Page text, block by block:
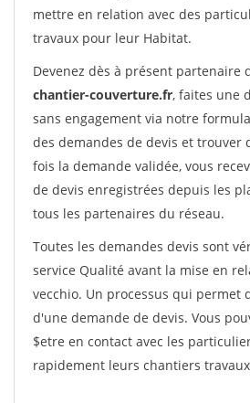
mettre en relation avec des
travaux pour leur Habitat.
Devenez dès à présent partenaire
chantier-couverture.fr, faites une
sans engagement via notre
des demandes de devis et trouver
fois la demande validée, vous
de devis enregistrées depuis les
tous les partenaires du réseau.
Toutes les demandes devis sont
service Qualité avant la mise en
vecchio. Un processus qui permet
d'une demande de devis. Vous
$etre en contact avec les
rapidement leurs chantiers